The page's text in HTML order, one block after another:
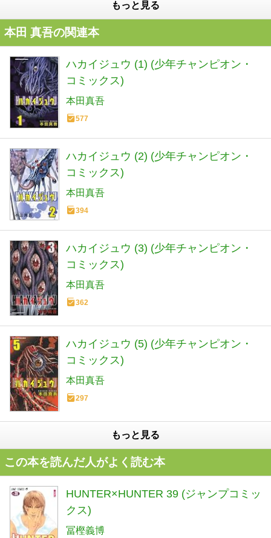
もっと見る
本田 真吾の関連本
ハカイジュウ (1) (少年チャンピオン・
コミックス)
本田真吾
577
ハカイジュウ (2) (少年チャンピオン・
コミックス)
本田真吾
394
ハカイジュウ (3) (少年チャンピオン・
コミックス)
本田真吾
362
ハカイジュウ (5) (少年チャンピオン・
コミックス)
本田真吾
297
もっと見る
この本を読んだ人がよく読む本
HUNTER×HUNTER 39 (ジャンプコミッ
クス)
冨樫義博